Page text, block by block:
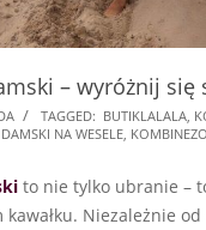
– wyróżnij się
TAGGED: BUTIKLALALA,
NA WESELE,
to nie tylko ubranie –
Niezależnie